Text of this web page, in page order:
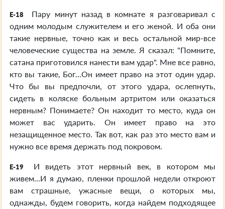
E-18
Пару минут назад в комнате я разговаривал с
одним молодым служителем и его женой. И оба они
такие нервные, точно как и весь остальной мир-все
человеческие существа на земле. Я сказал: "Помните,
сатана приготовился нанести вам удар". Мне все равно,
кто вы такие, Бог...Он имеет право на этот один удар.
Что бы вы предпочли, от этого удара, ослепнуть,
сидеть в коляске больным артритом или оказаться
нервным? Понимаете? Он находит то место, куда он
может вас ударить. Он имеет право на это
незащищенное место. Так вот, как раз это место вам и
нужно все время держать под покровом.
E-19
И видеть этот нервный век, в котором мы
живем...И я думаю, пленки прошлой недели откроют
вам страшные, ужасные вещи, о которых мы,
однажды, будем говорить, когда найдем подходящее